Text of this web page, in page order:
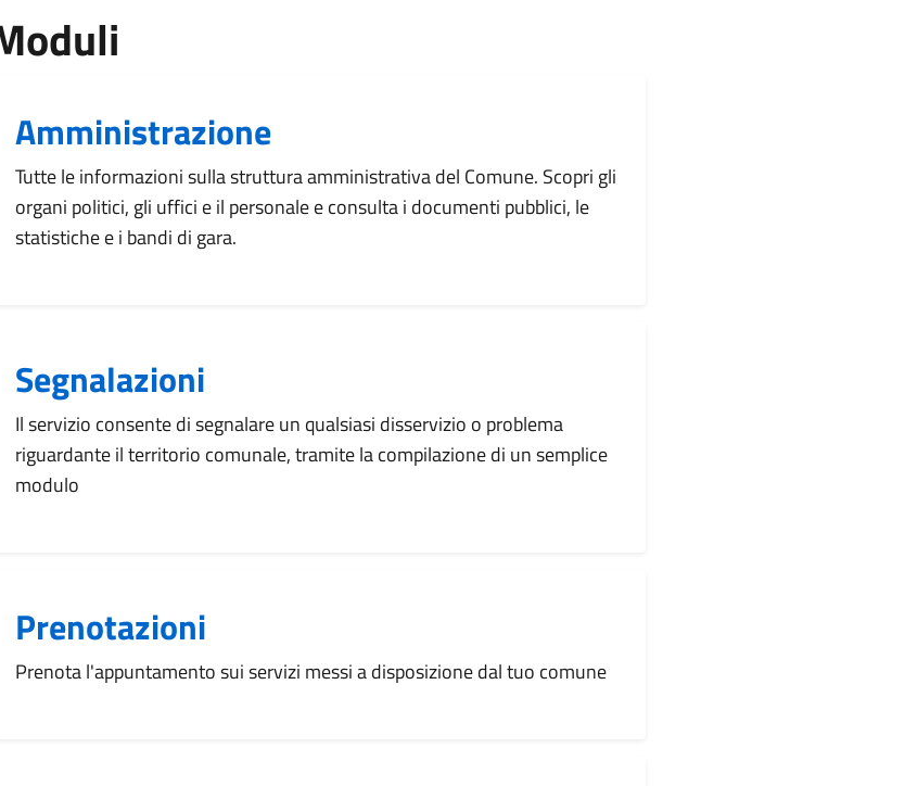
Amministrazione
Tutte le informazioni sulla struttura amministrativa del Comune. Scopri gli
organi politici, gli uffici e il personale e consulta i documenti pubblici, le
statistiche e i bandi di gara.
Segnalazioni
Il servizio consente di segnalare un qualsiasi disservizio o problema
riguardante il territorio comunale, tramite la compilazione di un semplice
modulo
Prenotazioni
Prenota l'appuntamento sui servizi messi a disposizione dal tuo comune